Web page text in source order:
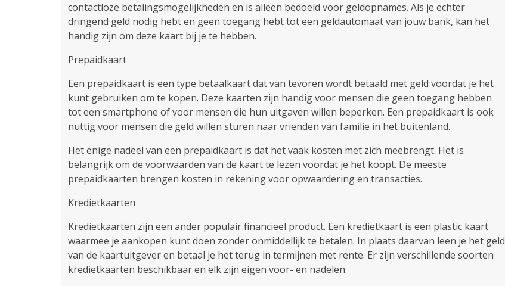
contactloze betalingsmogelijkheden en is alleen bedoeld voor geldopnames. Als je echter
dringend geld nodig hebt en geen toegang hebt tot een geldautomaat van jouw bank, kan het
handig zijn om deze kaart bij je te hebben.
Prepaidkaart
Een prepaidkaart is een type betaalkaart dat van tevoren wordt betaald met geld voordat je het
kunt gebruiken om te kopen. Deze kaarten zijn handig voor mensen die geen toegang hebben
tot een smartphone of voor mensen die hun uitgaven willen beperken. Een prepaidkaart is ook
nuttig voor mensen die geld willen sturen naar vrienden van familie in het buitenland.
Het enige nadeel van een prepaidkaart is dat het vaak kosten met zich meebrengt. Het is
belangrijk om de voorwaarden van de kaart te lezen voordat je het koopt. De meeste
prepaidkaarten brengen kosten in rekening voor opwaardering en transacties.
Kredietkaarten
Kredietkaarten zijn een ander populair financieel product. Een kredietkaart is een plastic kaart
waarmee je aankopen kunt doen zonder onmiddellijk te betalen. In plaats daarvan leen je het geld
van de kaartuitgever en betaal je het terug in termijnen met rente. Er zijn verschillende soorten
kredietkaarten beschikbaar en elk zijn eigen voor- en nadelen.